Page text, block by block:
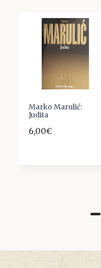
Marko Marulić:
Judita
6,00€